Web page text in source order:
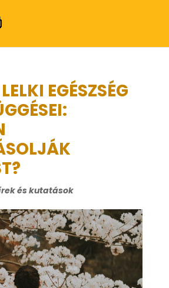
EGÉSZSÉG
és kutatások